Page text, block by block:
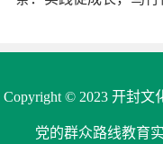
Copyright © 2023 开封
党的群众路线教育